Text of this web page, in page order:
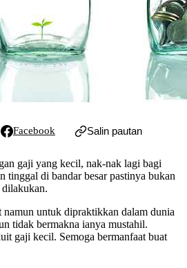
Facebook Salin pautan
gaji yang kecil, nak-nak lagi bagi
tinggal di bandar besar pastinya bukan
dilakukan.
namun untuk dipraktikkan dalam dunia
tidak bermakna ianya mustahil.
gaji kecil. Semoga bermanfaat buat